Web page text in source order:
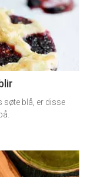
søte blå, er disse